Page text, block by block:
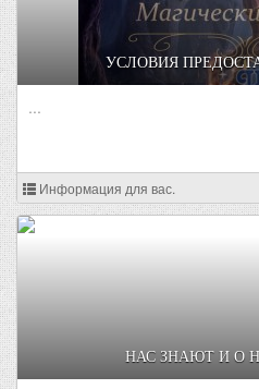
УСЛОВИЯ
...
Информация для вас.
НАС ЗНАЮТ И О